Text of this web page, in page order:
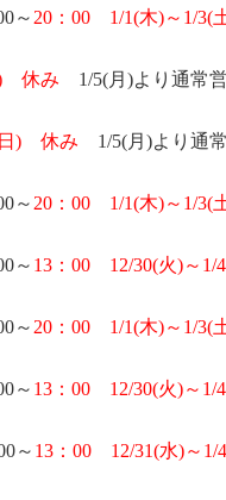
～ 20 ： 00 1/1(木)～ 1/3(
休み 1/5(月 )より通常
) 休み 1/5(月 )より通
0～ 20 ： 00 1/1(木)～ 1/3(
～ 13 ： 00 12/30(火)～ 1/
0～ 20 ： 00 1/1(木)～ 1/3(
～ 13 ： 00 12/30(火)～ 1/
～ 13 ： 00 12/31(水)～ 1/